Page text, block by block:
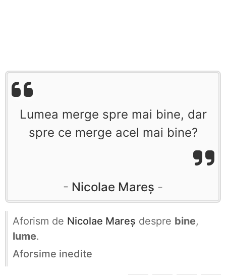
Lumea merge spre mai bine, dar
spre ce merge acel mai bine?
Nicolae Mareș
Aforism de Nicolae Mareș despre bine,
lume.
Aforsime inedite